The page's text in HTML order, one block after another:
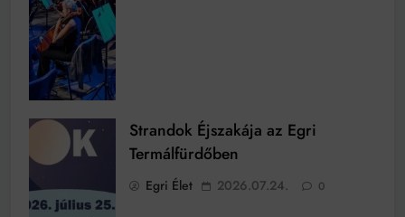
Strandok Éjszakája az Egri
Termálfürdőben
Egri Élet 2026.07.24. 0